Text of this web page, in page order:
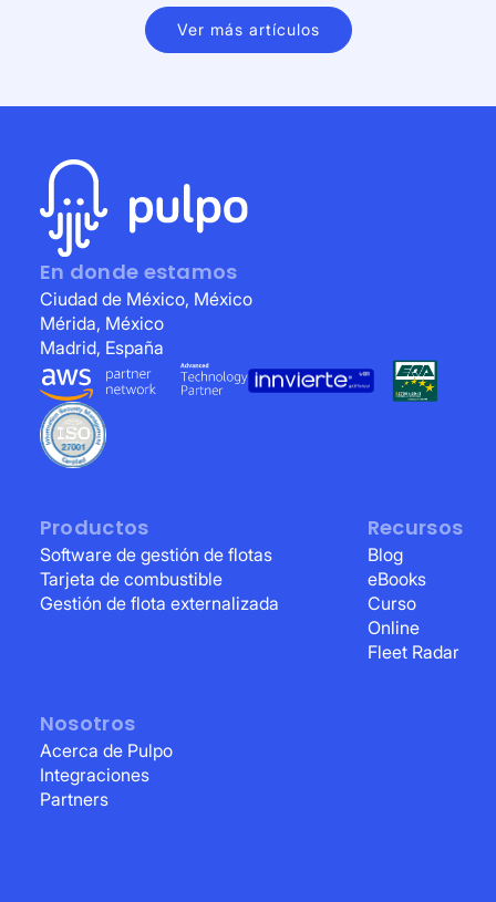
Ver más artículos
En donde estamos
Ciudad de México, México
Mérida, México
Madrid, España
Productos
Software de gestión de flotas
Tarjeta de combustible
Gestión de flota externalizada
Recursos
Blog
eBooks
Curso
Online
Fleet Radar
Nosotros
Acerca de Pulpo
Integraciones
Partners